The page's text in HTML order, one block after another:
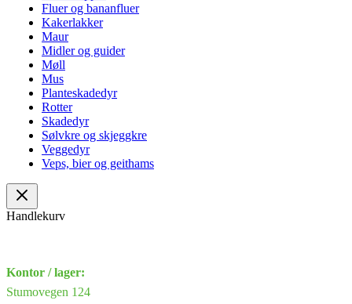
Fluer og bananfluer
Kakerlakker
Maur
Midler og guider
Møll
Mus
Planteskadedyr
Rotter
Skadedyr
Sølvkre og skjeggkre
Veggedyr
Veps, bier og geithams
Handlekurv
Kontor / lager:
Stumovegen 124